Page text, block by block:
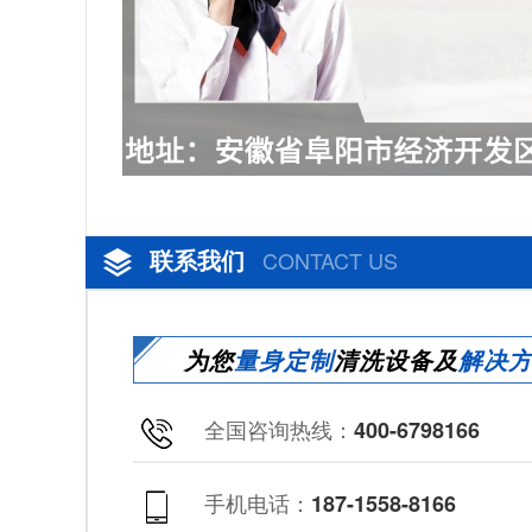
联系我们 CONTACT US
为您量身定制清洗设备及解决
全国咨询热线： 400-6798166
手机电话： 187-1558-8166